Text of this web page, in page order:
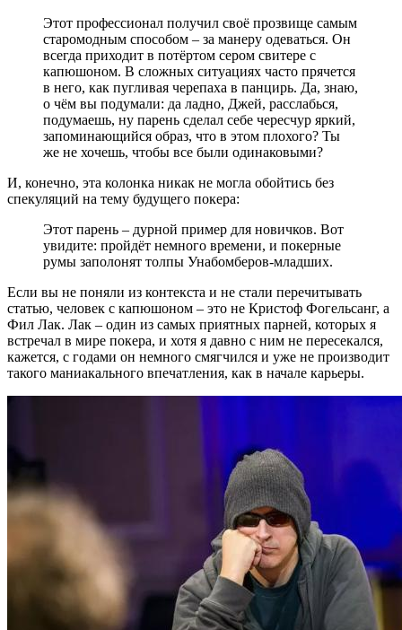
Этот профессионал получил своё прозвище самым
старомодным способом – за манеру одеваться. Он
всегда приходит в потёртом сером свитере с
капюшоном. В сложных ситуациях часто прячется
в него, как пугливая черепаха в панцирь. Да, знаю,
о чём вы подумали: да ладно, Джей, расслабься,
подумаешь, ну парень сделал себе чересчур яркий,
запоминающийся образ, что в этом плохого? Ты
же не хочешь, чтобы все были одинаковыми?
И, конечно, эта колонка никак не могла обойтись без
спекуляций на тему будущего покера:
Этот парень – дурной пример для новичков. Вот
увидите: пройдёт немного времени, и покерные
румы заполонят толпы Унабомберов-младших.
Если вы не поняли из контекста и не стали перечитывать
статью, человек с капюшоном – это не Кристоф Фогельсанг, а
Фил Лак. Лак – один из самых приятных парней, которых я
встречал в мире покера, и хотя я давно с ним не пересекался,
кажется, с годами он немного смягчился и уже не производит
такого маниакального впечатления, как в начале карьеры.